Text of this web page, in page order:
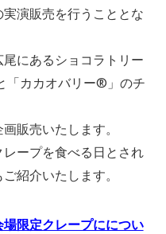
演販売を行うこととな
にあるショコラトリー
「カカオバリー®」のチ
販売いたします。
ープを食べる日とされ
紹介いたします。
限定クレープにについ